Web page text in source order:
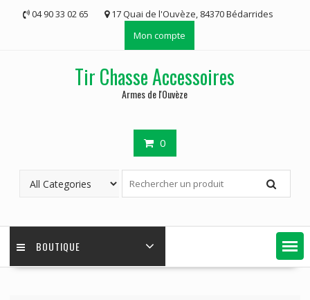
04 90 33 02 65
17 Quai de l'Ouvèze, 84370 Bédarrides
Mon compte
Tir Chasse Accessoires
Armes de l'Ouvèze
0
BOUTIQUE